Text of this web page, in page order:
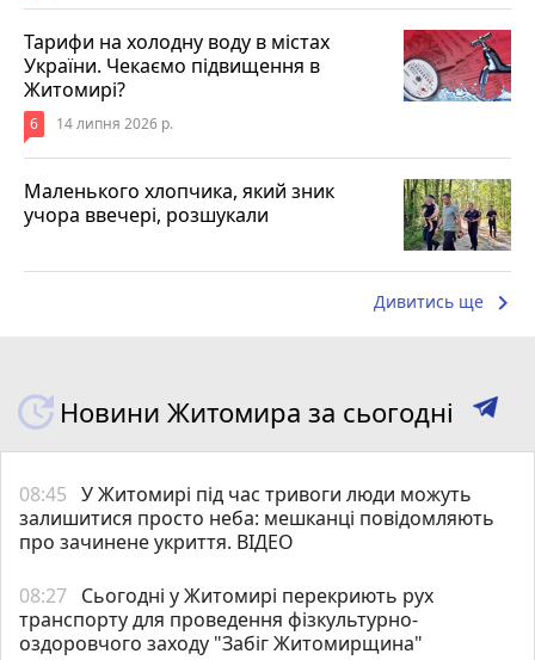
Тарифи на холодну воду в містах
України. Чекаємо підвищення в
Житомирі?
6 14 липня 2026 р.
Маленького хлопчика, який зник
учора ввечері, розшукали
Дивитись ще keyboard_arrow_right
Новини Житомира за сьогодні
08:45 У Житомирі під час тривоги люди можуть
залишитися просто неба: мешканці повідомляють
про зачинене укриття. ВІДЕО
08:27 Сьогодні у Житомирі перекриють рух
транспорту для проведення фізкультурно-
оздоровчого заходу "Забіг Житомирщина"